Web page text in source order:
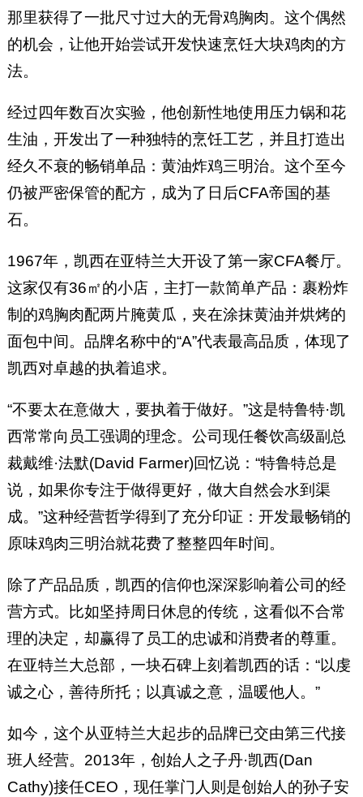
那里获得了一批尺寸过大的无骨鸡胸肉。这个偶然
的机会，让他开始尝试开发快速烹饪大块鸡肉的方
法。
经过四年数百次实验，他创新性地使用压力锅和花
生油，开发出了一种独特的烹饪工艺，并且打造出
经久不衰的畅销单品：黄油炸鸡三明治。这个至今
仍被严密保管的配方，成为了日后CFA帝国的基
石。
1967年，凯西在亚特兰大开设了第一家CFA餐厅。
这家仅有36㎡的小店，主打一款简单产品：裹粉炸
制的鸡胸肉配两片腌黄瓜，夹在涂抹黄油并烘烤的
面包中间。品牌名称中的“A”代表最高品质，体现了
凯西对卓越的执着追求。
“不要太在意做大，要执着于做好。”这是特鲁特·凯
西常常向员工强调的理念。公司现任餐饮高级副总
裁戴维·法默(David Farmer)回忆说：“特鲁特总是
说，如果你专注于做得更好，做大自然会水到渠
成。”这种经营哲学得到了充分印证：开发最畅销的
原味鸡肉三明治就花费了整整四年时间。
除了产品品质，凯西的信仰也深深影响着公司的经
营方式。比如坚持周日休息的传统，这看似不合常
理的决定，却赢得了员工的忠诚和消费者的尊重。
在亚特兰大总部，一块石碑上刻着凯西的话：“以虔
诚之心，善待所托；以真诚之意，温暖他人。”
如今，这个从亚特兰大起步的品牌已交由第三代接
班人经营。2013年，创始人之子丹·凯西(Dan
Cathy)接任CEO，现任掌门人则是创始人的孙子安